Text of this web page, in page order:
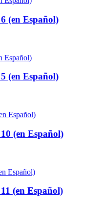
(en Español)
(en Español)
(en Español)
(en Español)